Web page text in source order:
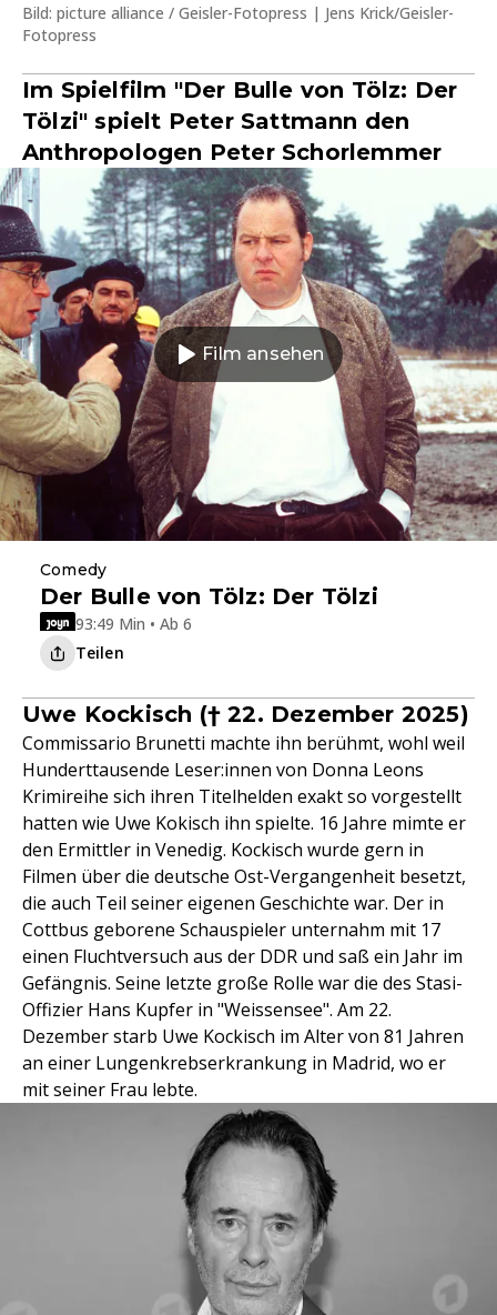
Bild: picture alliance / Geisler-Fotopress | Jens Krick/Geisler-
Fotopress
Im Spielfilm "Der Bulle von Tölz: Der
Tölzi" spielt Peter Sattmann den
Anthropologen Peter Schorlemmer
Film ansehen
Comedy
Der Bulle von Tölz: Der Tölzi
93:49 Min • Ab 6
Teilen
Uwe Kockisch († 22. Dezember 2025)
Commissario Brunetti machte ihn berühmt, wohl weil
Hunderttausende Leser:innen von Donna Leons
Krimireihe sich ihren Titelhelden exakt so vorgestellt
hatten wie Uwe Kokisch ihn spielte. 16 Jahre mimte er
den Ermittler in Venedig. Kockisch wurde gern in
Filmen über die deutsche Ost-Vergangenheit besetzt,
die auch Teil seiner eigenen Geschichte war. Der in
Cottbus geborene Schauspieler unternahm mit 17
einen Fluchtversuch aus der DDR und saß ein Jahr im
Gefängnis. Seine letzte große Rolle war die des Stasi-
Offizier Hans Kupfer in "Weissensee". Am 22.
Dezember starb Uwe Kockisch im Alter von 81 Jahren
an einer Lungenkrebserkrankung in Madrid, wo er
mit seiner Frau lebte.